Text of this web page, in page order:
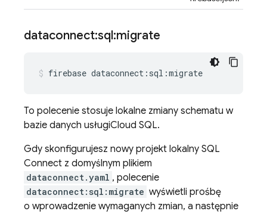
dataconnect:sql:migrate
firebase dataconnect:sql:migrate
To polecenie stosuje lokalne zmiany schematu w
bazie danych usługiCloud SQL.
Gdy skonfigurujesz nowy projekt lokalny SQL
Connect z domyślnym plikiem
dataconnect.yaml , polecenie
dataconnect:sql:migrate wyświetli prośbę
o wprowadzenie wymaganych zmian, a następnie